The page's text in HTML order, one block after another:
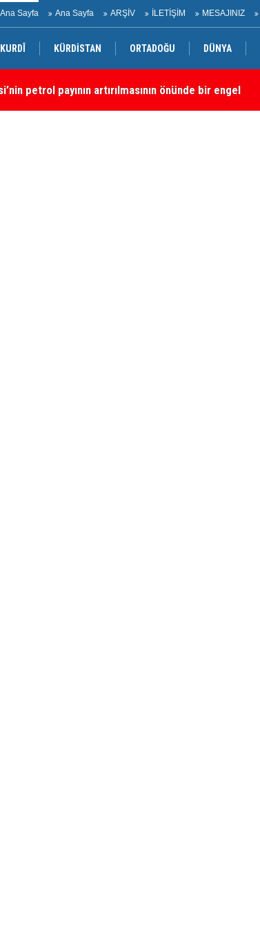
Ana Sayfa Ana Sayfa ARŞİV İLETİŞİM MESAJINIZ
KURDÎ KÜRDİSTAN ORTADOĞU DÜNYA
petrol payının artırılmasının önünde bir engel yok